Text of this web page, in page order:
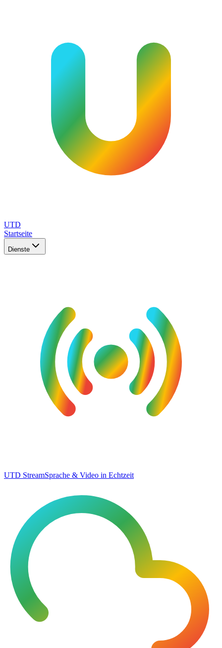
UTD
Startseite
Dienste
UTD StreamSprache & Video in Echtzeit